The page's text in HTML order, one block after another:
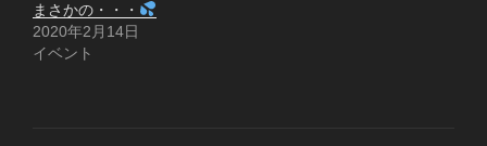
まさかの・・・
2020年2月14日
イベント